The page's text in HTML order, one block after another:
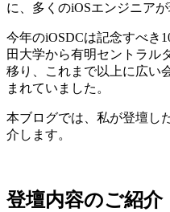
に、多くのiOSエンジニア
今年のiOSDCは記念すべき
田大学から有明セントラル
移り、これまで以上に広い
まれていました。
本ブログでは、私が登壇し
介します。
登壇内容のご紹介